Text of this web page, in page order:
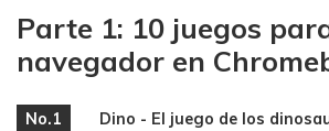
Parte 1: 10 juegos
navegador en
No.1 Dino - El juego de los